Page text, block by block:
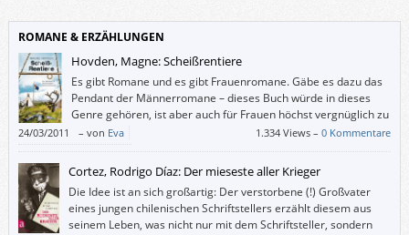
ROMANE & ERZÄHLUNGEN
Hovden, Magne: Scheißrentiere
Es gibt Romane und es gibt Frauenromane. Gäbe es dazu das
Pendant der Männerromane – dieses Buch würde in dieses
Genre gehören, ist aber auch für Frauen höchst vergnüglich zu
lesen.
24/03/2011 – von Eva 1.334 Views –0 Kommentare
Cortez, Rodrigo Díaz: Der mieseste aller Krieger
Die Idee ist an sich großartig: Der verstorbene (!) Großvater
eines jungen chilenischen Schriftstellers erzählt diesem aus
seinem Leben, was nicht nur mit dem Schriftsteller, sondern